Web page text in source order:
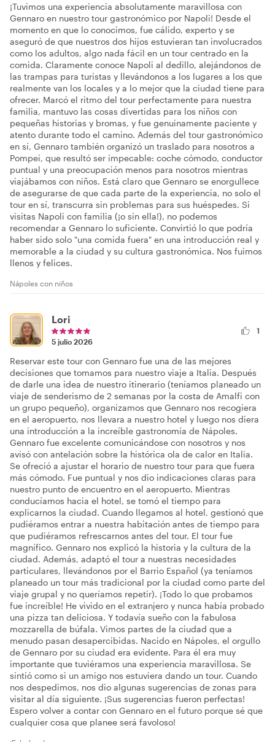
¡Tuvimos una experiencia absolutamente maravillosa con
Gennaro en nuestro tour gastronómico por Napoli! Desde el
momento en que lo conocimos, fue cálido, experto y se
aseguró de que nuestros dos hijos estuvieran tan involucrados
como los adultos, algo nada fácil en un tour centrado en la
comida. Claramente conoce Napoli al dedillo, alejándonos de
las trampas para turistas y llevándonos a los lugares a los que
realmente van los locales y a lo mejor que la ciudad tiene para
ofrecer. Marcó el ritmo del tour perfectamente para nuestra
familia, mantuvo las cosas divertidas para los niños con
pequeñas historias y bromas, y fue genuinamente paciente y
atento durante todo el camino. Además del tour gastronómico
en sí, Gennaro también organizó un traslado para nosotros a
Pompei, que resultó ser impecable: coche cómodo, conductor
puntual y una preocupación menos para nosotros mientras
viajábamos con niños. Está claro que Gennaro se enorgullece
de asegurarse de que cada parte de la experiencia, no solo el
tour en sí, transcurra sin problemas para sus huéspedes. Si
visitas Napoli con familia (¡o sin ella!), no podemos
recomendar a Gennaro lo suficiente. Convirtió lo que podría
haber sido solo "una comida fuera" en una introducción real y
memorable a la ciudad y su cultura gastronómica. Nos fuimos
llenos y felices.
Nápoles con niños
Lori
5 julio 2026
1
Reservar este tour con Gennaro fue una de las mejores
decisiones que tomamos para nuestro viaje a Italia. Después
de darle una idea de nuestro itinerario (teníamos planeado un
viaje de senderismo de 2 semanas por la costa de Amalfi con
un grupo pequeño), organizamos que Gennaro nos recogiera
en el aeropuerto, nos llevara a nuestro hotel y luego nos diera
una introducción a la increíble gastronomía de Nápoles.
Gennaro fue excelente comunicándose con nosotros y nos
avisó con antelación sobre la histórica ola de calor en Italia.
Se ofreció a ajustar el horario de nuestro tour para que fuera
más cómodo. Fue puntual y nos dio indicaciones claras para
nuestro punto de encuentro en el aeropuerto. Mientras
conducíamos hacia el hotel, se tomó el tiempo para
explicarnos la ciudad. Cuando llegamos al hotel, gestionó que
pudiéramos entrar a nuestra habitación antes de tiempo para
que pudiéramos refrescarnos antes del tour. El tour fue
magnífico. Gennaro nos explicó la historia y la cultura de la
ciudad. Además, adaptó el tour a nuestras necesidades
particulares, llevándonos por el Barrio Español (ya teníamos
planeado un tour más tradicional por la ciudad como parte del
viaje grupal y no queríamos repetir). ¡Todo lo que probamos
fue increíble! He vivido en el extranjero y nunca había probado
una pizza tan deliciosa. Y todavía sueño con la fabulosa
mozzarella de búfala. Vimos partes de la ciudad que a
menudo pasan desapercibidas. Nacido en Nápoles, el orgullo
de Gennaro por su ciudad era evidente. Para él era muy
importante que tuviéramos una experiencia maravillosa. Se
sintió como si un amigo nos estuviera dando un tour. Cuando
nos despedimos, nos dio algunas sugerencias de zonas para
visitar al día siguiente. ¡Sus sugerencias fueron perfectas!
Espero volver a contar con Gennaro en el futuro porque sé que
cualquier cosa que planee será favoloso!